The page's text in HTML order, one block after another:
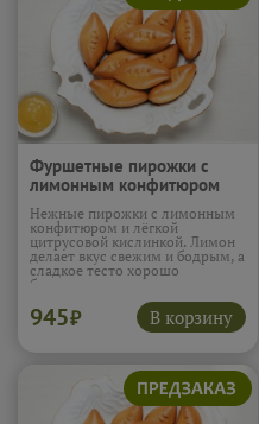
Фуршетные пирожки с
лимонным конфитюром
450 г (10шт)
Нежные пирожки с лимонным
конфитюром и лёгкой
цитрусовой кислинкой. Лимон
делает вкус свежим и бодрым, а
сладкое тесто хорошо
балансирует яркие цитрусовые
нотки. Начинка остаётся
сочной, с приятным кисло-
сладким вкусом.Подробнее...
945₽ В корзину